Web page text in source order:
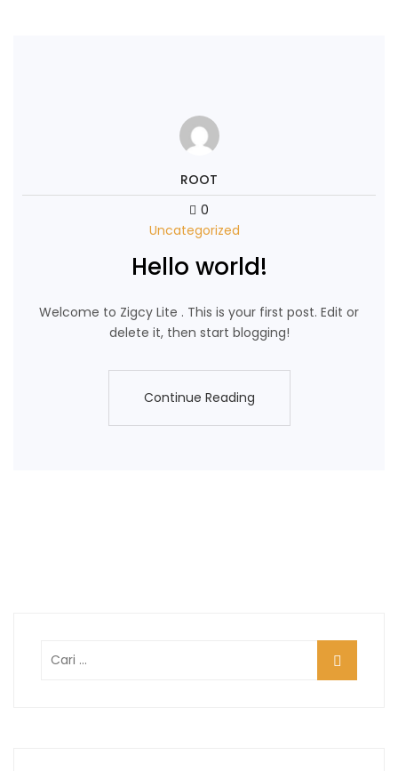
ROOT
0
Uncategorized
Hello world!
Welcome to Zigcy Lite . This is your first post. Edit or
delete it, then start blogging!
Continue Reading
untuk: